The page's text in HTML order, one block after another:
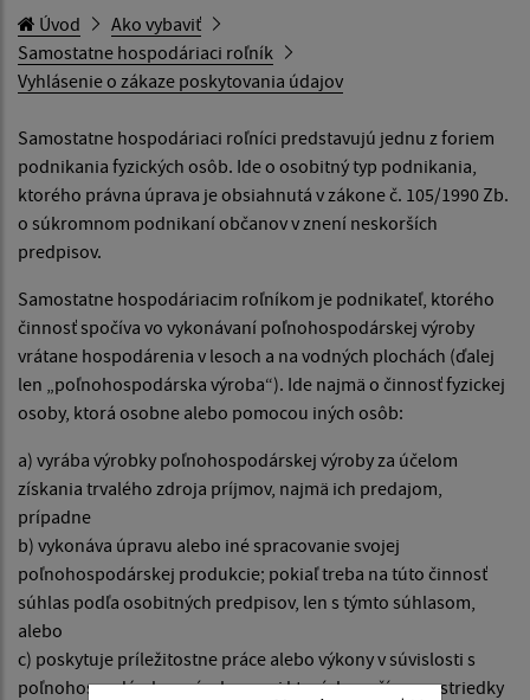
Úvod
Ako vybaviť
Samostatne hospodáriaci roľník
Vyhlásenie o zákaze poskytovania údajov
Samostatne hospodáriaci roľníci predstavujú jednu z foriem
podnikania fyzických osôb. Ide o osobitný typ podnikania,
ktorého právna úprava je obsiahnutá v zákone č. 105/1990 Zb.
o súkromnom podnikaní občanov v znení neskorších
predpisov.
Samostatne hospodáriacim roľníkom je podnikateľ, ktorého
činnosť spočíva vo vykonávaní poľnohospodárskej výroby
vrátane hospodárenia v lesoch a na vodných plochách (ďalej
len „poľnohospodárska výroba“). Ide najmä o činnosť fyzickej
osoby, ktorá osobne alebo pomocou iných osôb:
a) vyrába výrobky poľnohospodárskej výroby za účelom
získania trvalého zdroja príjmov, najmä ich predajom,
prípadne
b) vykonáva úpravu alebo iné spracovanie svojej
poľnohospodárskej produkcie; pokiaľ treba na túto činnosť
súhlas podľa osobitných predpisov, len s týmto súhlasom,
alebo
c) poskytuje príležitostne práce alebo výkony v súvislosti s
poľnohospodárskou výrobou, pri ktorých využíva prostriedky